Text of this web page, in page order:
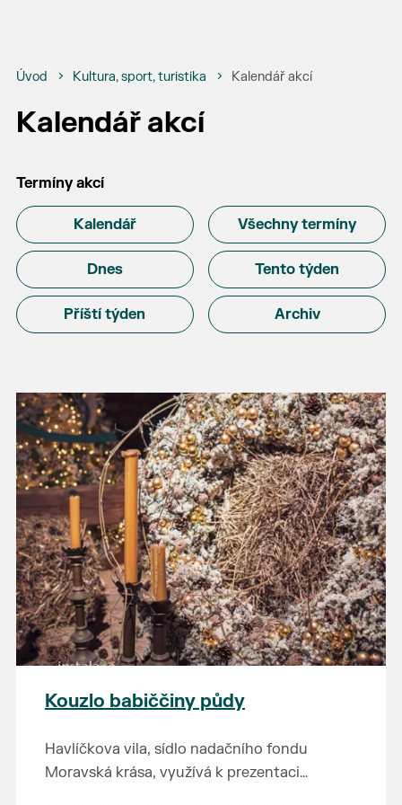
Úvod Kultura, sport, turistika Kalendář akcí
Kalendář akcí
Termíny akcí
Kalendář Všechny termíny
Dnes Tento týden
Příští týden Archiv
Kouzlo babiččiny půdy
Havlíčkova vila, sídlo nadačního fondu
Moravská krása, využívá k prezentaci